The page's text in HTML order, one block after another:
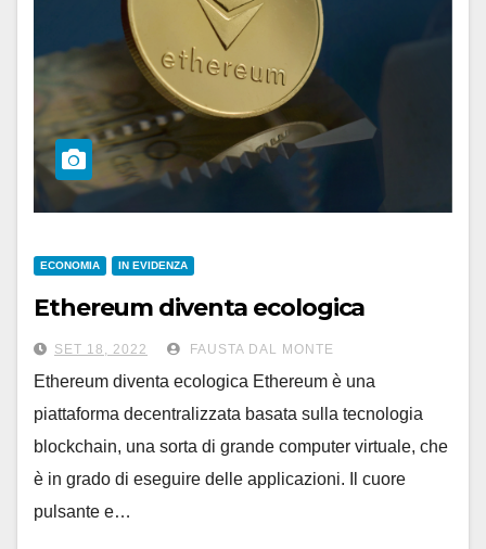
ECONOMIA IN EVIDENZA
Ethereum diventa ecologica
SET 18, 2022 FAUSTA DAL MONTE
Ethereum diventa ecologica Ethereum è una
piattaforma decentralizzata basata sulla tecnologia
blockchain, una sorta di grande computer virtuale, che
è in grado di eseguire delle applicazioni. Il cuore
pulsante e…